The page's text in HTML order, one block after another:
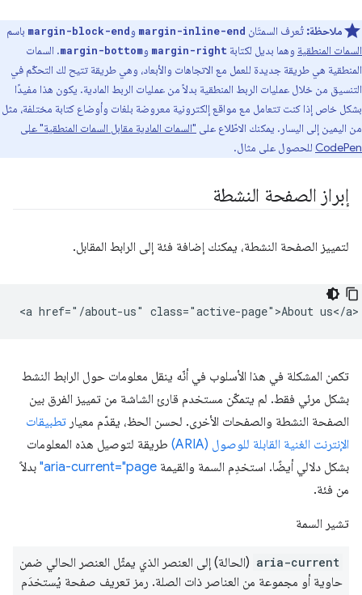
ملاحظة: تُعرف السمتَان margin-inline-end وmargin-block-end باسم
السمات المنطقية وهما بديل لكتابة margin-right وmargin-bottom. السمات
المنطقية هي طريقة جديدة للعمل مع الاتجاهات والأبعاد، وهي طريقة تتيح لك التحكّم في
التنسيق من خلال عمليات الربط المنطقية بدلاً من عمليات الربط المادية. يكون هذا مفيدًا
بشكل خاص إذا كنت تتعامل مع مواقع إلكترونية معروضة بلغات وأوضاع كتابة مختلفة، مثل
من اليمين إلى اليسار. يمكنك الاطّلاع على "السمات المادية مقابل السمات المنطقية" على
CodePen للحصول على مثال.
إبراز الصفحة النشطة
لتمييز الصفحة النشطة، يمكنك إضافة فئة إلى الرابط المقابل.
تكمن المشكلة في هذا الأسلوب في أنّه ينقل معلومات حول الرابط النشط
بشكل مرئي فقط. لم يتمكّن مستخدم قارئ الشاشة من تمييز الفرق بين
الصفحة النشطة والصفحات الأخرى. لحسن الحظ، يقدّم معيار تطبيقات
الإنترنت الغنية القابلة للوصول (ARIA)
طريقة لتوصيل هذه المعلومات
بشكل دلالي أيضًا. استخدِم السمة والقيمة aria-current="page" بدلاً
من فئة.
تشير السمة
aria-current (الحالة) إلى العنصر الذي يمثّل العنصر الحالي ضمن
حاوية أو مجموعة من العناصر ذات الصلة. رمز تعريف صفحة يُستخدَم